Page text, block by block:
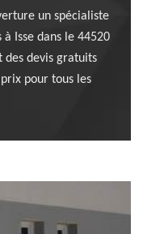
un spécialiste
Isse dans le 44520
des devis gratuits
pour tous les